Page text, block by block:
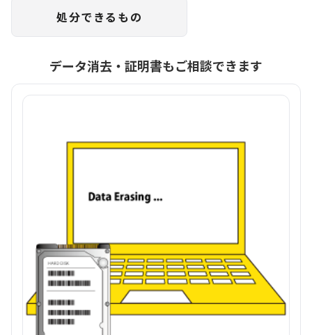
処分できるもの
データ消去・証明書もご相談できます